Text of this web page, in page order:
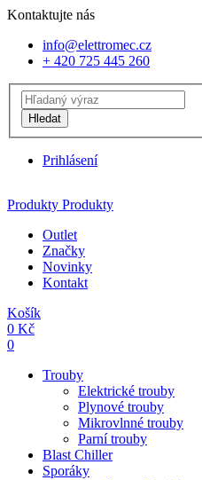
Kontaktujte nás
info@elettromec.cz
+ 420 725 445 260
Hledat
Prihlásení
Produkty Produkty
Outlet
Značky
Novinky
Kontakt
Košík
0 Kč
0
Trouby
Elektrické trouby
Plynové trouby
Mikrovlnné trouby
Parní trouby
Blast Chiller
Sporáky